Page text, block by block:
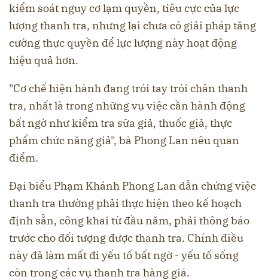
kiểm soát nguy cơ lạm quyền, tiêu cực của lực
lượng thanh tra, nhưng lại chưa có giải pháp tăng
cường thực quyền để lực lượng này hoạt động
hiệu quả hơn.
"Cơ chế hiện hành đang trói tay trói chân thanh
tra, nhất là trong những vụ việc cần hành động
bất ngờ như kiểm tra sữa giả, thuốc giả, thực
phẩm chức năng giả", bà Phong Lan nêu quan
điểm.
Đại biểu Phạm Khánh Phong Lan dẫn chứng việc
thanh tra thường phải thực hiện theo kế hoạch
định sẵn, công khai từ đầu năm, phải thông báo
trước cho đối tượng được thanh tra. Chính điều
này đã làm mất đi yếu tố bất ngờ - yếu tố sống
còn trong các vụ thanh tra hàng giả.